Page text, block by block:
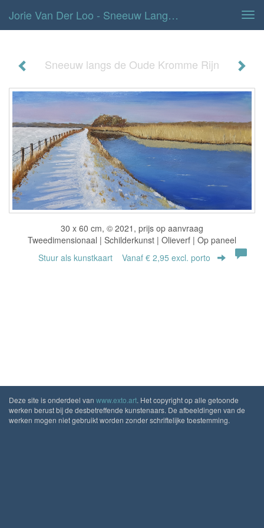
Jorie Van Der Loo - Sneeuw Langs De Oude Kromme Rijn
Sneeuw langs de Oude Kromme Rijn
30 x 60 cm, © 2021, prijs op aanvraag
Tweedimensionaal | Schilderkunst | Olieverf | Op paneel
Stuur als kunstkaart Vanaf € 2,95 excl. porto
Deze site is onderdeel van www.exto.art. Het copyright op alle getoonde
werken berust bij de desbetreffende kunstenaars. De afbeeldingen van de
werken mogen niet gebruikt worden zonder schriftelijke toestemming.